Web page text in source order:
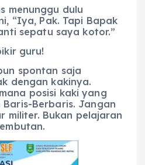
menunggu dulu
“Iya, Pak. Tapi Bapak
sepatu saya kotor.”
guru!
spontan saja
dengan kakinya.
posisi kaki yang
Berbaris. Jangan
militer. Bukan pelajaran